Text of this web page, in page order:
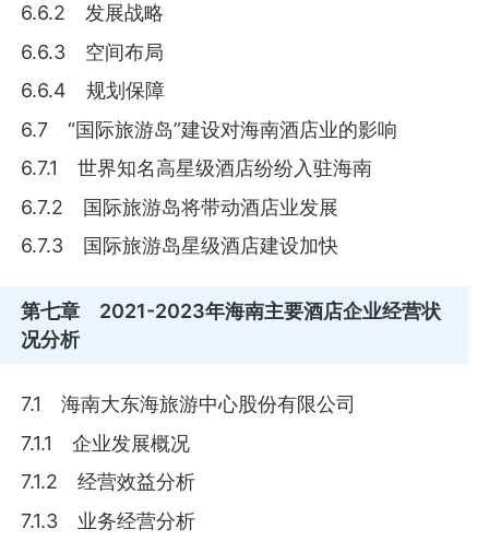
6.6.2 发展战略
6.6.3 空间布局
6.6.4 规划保障
6.7 “国际旅游岛”建设对海南酒店业的影响
6.7.1 世界知名高星级酒店纷纷入驻海南
6.7.2 国际旅游岛将带动酒店业发展
6.7.3 国际旅游岛星级酒店建设加快
第七章 2021-2023年海南主要酒店企业经营状
况分析
7.1 海南大东海旅游中心股份有限公司
7.1.1 企业发展概况
7.1.2 经营效益分析
7.1.3 业务经营分析